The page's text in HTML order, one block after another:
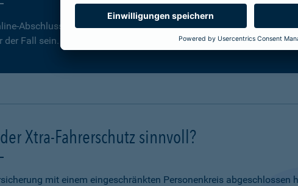
Abschlusses können Sie selbst bestimmen, ab wann Ihr Xtra-
der Fall sein.
Xtra-Fahrerschutz sinnvoll?
mit einem eingeschränkten Personenkreis abgeschlossen